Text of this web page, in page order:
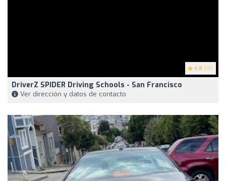
4.8 (16)
DriverZ SPIDER Driving Schools - San Francisco
Ver dirección y datos de contacto